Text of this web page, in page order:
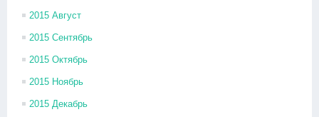
2015 Август
2015 Сентябрь
2015 Октябрь
2015 Ноябрь
2015 Декабрь